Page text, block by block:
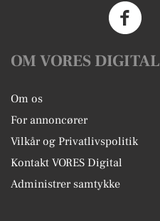
OM VORES DIGITAL
Om os
For annoncører
Vilkår og Privatlivspolitik
Kontakt VORES Digital
Administrer samtykke